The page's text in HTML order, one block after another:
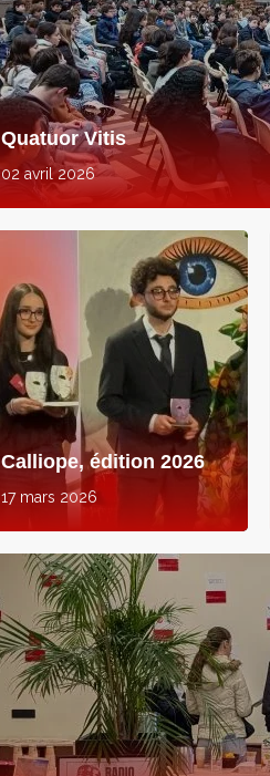
Quatuor Vitis
02 avril 2026
Calliope, édition 2026
17 mars 2026